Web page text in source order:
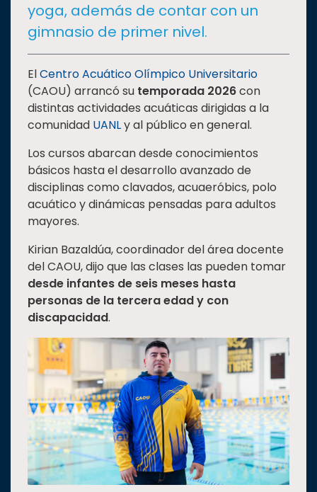
SUSTENTABILIDAD
TEMAS
Oferta
educativa
Estudiantes
Rectoría
Investigación
Internacionalización
Responsabilidad
social
Vinculación
Historia
Nacional
yoga, además de contar con un
gimnasio de primer nivel.
ElCentro Acuático Olímpico Universitario
(CAOU) arrancó su temporada 2026con
distintas actividades acuáticas dirigidas a la
comunidad UANLy al público en general.
Los cursos abarcan desde conocimientos
básicos hasta el desarrollo avanzado de
disciplinas como clavados, acuaeróbics, polo
acuático y dinámicas pensadas para adultos
mayores.
Kirian Bazaldúa, coordinador del área docente
del CAOU, dijo que las clases las pueden tomar
desde infantes de seis meses hasta
personas de la tercera edad y con
discapacidad.